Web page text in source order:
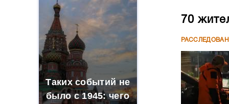
Таких событий не
было с 1945: чего
70